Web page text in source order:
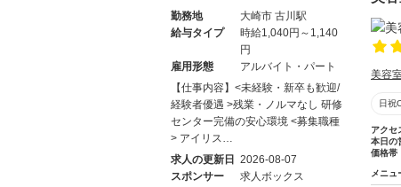
美容
日祝
アクセ
本日の
価格帯
メニュ
勤務地
大崎市 古川駅
給与タイプ
時給1,040円～1,140
円
雇用形態
アルバイト・パート
【仕事内容】<未経験・新卒も歓迎/
経験者優遇 >残業・ノルマなし 研修
センター完備の安心環境 <募集職種
> アイリス…
求人の更新日 2026-08-07
スポンサー
求人ボックス